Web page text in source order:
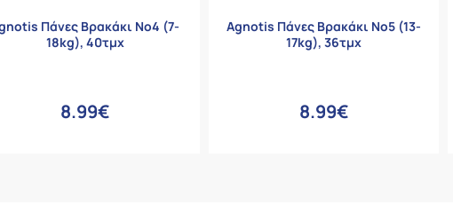
Πάνες Βρακάκι Νο4 (7-
18kg), 40τμχ
8.99€
Agnotis Πάνες Βρακάκι Νο5 (13-
17kg), 36τμχ
8.99€